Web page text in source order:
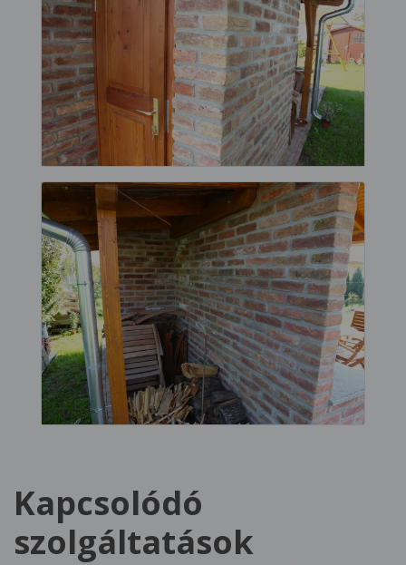
Kapcsolódó
szolgáltatások